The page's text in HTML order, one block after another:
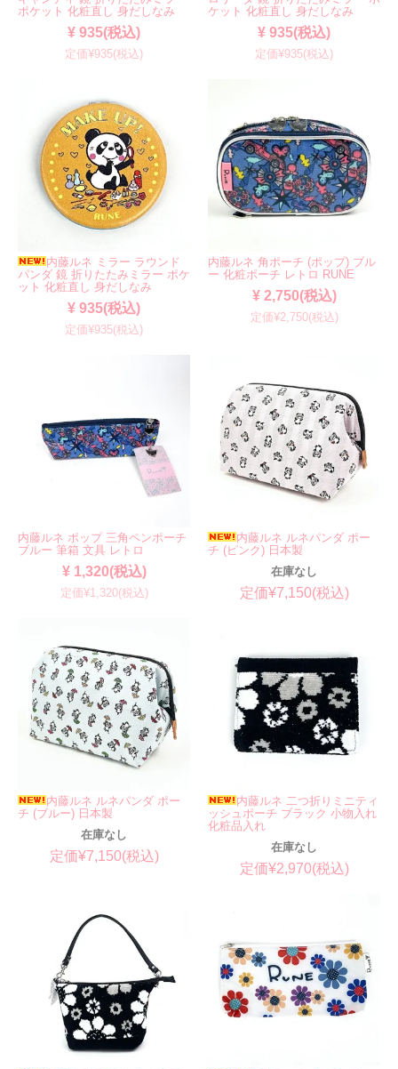
ポケット 化粧直し 身だしなみ
¥ 935(税込)
定価¥935(税込)
ケット 化粧直し 身だしなみ
¥ 935(税込)
定価¥935(税込)
内藤ルネ ミラー ラウンド
パンダ 鏡 折りたたみミラー ポケ
ット 化粧直し 身だしなみ
¥ 935(税込)
定価¥935(税込)
内藤ルネ 角ポーチ (ポップ) ブル
ー 化粧ポーチ レトロ RUNE
¥ 2,750(税込)
定価¥2,750(税込)
内藤ルネ ポップ 三角ペンポーチ
ブルー 筆箱 文具 レトロ
¥ 1,320(税込)
定価¥1,320(税込)
内藤ルネ ルネパンダ ポー
チ (ピンク) 日本製
在庫なし
定価¥7,150(税込)
内藤ルネ ルネパンダ ポー
チ (ブルー) 日本製
在庫なし
定価¥7,150(税込)
内藤ルネ 二つ折りミニティ
ッシュポーチ ブラック 小物入れ
化粧品入れ
在庫なし
定価¥2,970(税込)